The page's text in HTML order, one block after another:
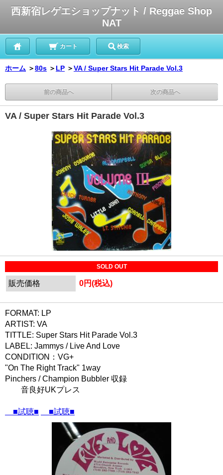
西新宿レゲエショップナット / Reggae Shop
NAT
カート 検索
ホーム ＞80s ＞ LP ＞VA / Super Stars Hit Parade Vol.3
前の商品へ 次の商品へ
VA / Super Stars Hit Parade Vol.3
SOLD OUT
販売価格 0円(税込)
FORMAT: LP
ARTIST: VA
TITTLE: Super Stars Hit Parade Vol.3
LABEL: Jammys / Live And Love
CONDITION：VG+
"On The Right Track" 1way
Pinchers / Champion Bubbler 収録
音良好UKプレス
■試聴■ ■試聴■